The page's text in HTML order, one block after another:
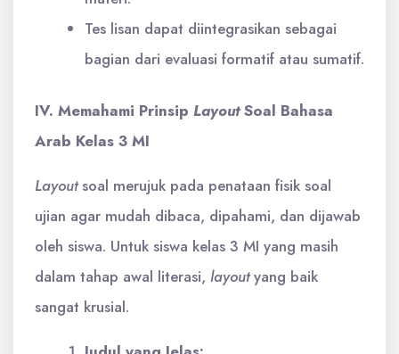
Tes lisan dapat diintegrasikan sebagai
bagian dari evaluasi formatif atau sumatif.
IV. Memahami Prinsip LayoutSoal Bahasa
Arab Kelas 3 MI
Layoutsoal merujuk pada penataan fisik soal
ujian agar mudah dibaca, dipahami, dan dijawab
oleh siswa. Untuk siswa kelas 3 MI yang masih
dalam tahap awal literasi, layoutyang baik
sangat krusial.